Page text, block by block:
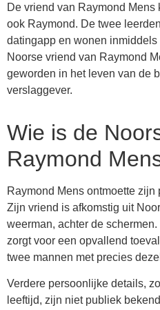
De vriend van Raymond
ook Raymond. De twee
datingapp en wonen
Noorse vriend van Raymond
geworden in het leven van de
verslaggever.
Wie is de
Raymond
Raymond Mens ontmoette
Zijn vriend is afkomstig uit
weerman, achter de
zorgt voor een opvallend
twee mannen met precies
Verdere persoonlijke details,
leeftijd, zijn niet publiek